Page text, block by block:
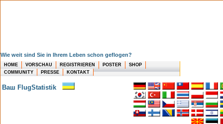
Wie weit sind Sie in Ihrem Leben schon geflogen?
HOME VORSCHAU REGISTRIEREN POSTER
SHOP
COMMUNITY
PRESSE KONTAKT
Ваш FlugStatistik